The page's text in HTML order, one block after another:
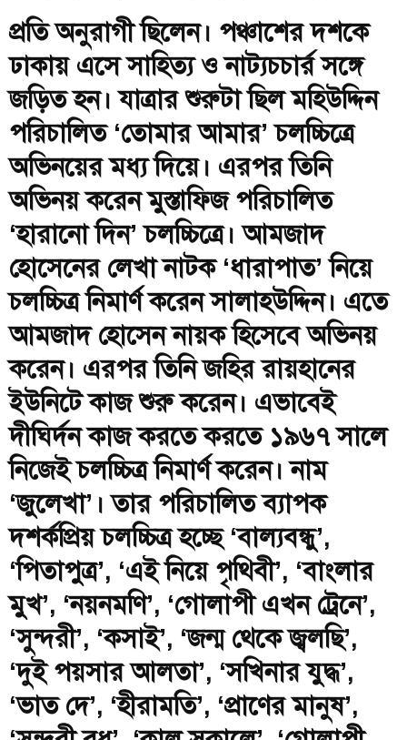
প্রতি অনুরাগী ছিলেন। পঞ্চাশের দশকে
ঢাকায় এসে সাহিত্য ও নাট্যচচার্র সঙ্গে
জড়িত হন। যাত্রার শুরুটা ছিল মহিউদ্দিন
পরিচালিত ‘তোমার আমার’ চলচ্চিত্রে
অভিনয়ের মধ্য দিয়ে। এরপর তিনি
অভিনয় করেন মুস্তাফিজ পরিচালিত
‘হারানো দিন’ চলচ্চিত্রে। আমজাদ
হোসেনের লেখা নাটক ‘ধারাপাত’ নিয়ে
চলচ্চিত্র নিমার্ণ করেন সালাহউদ্দিন। এতে
আমজাদ হোসেন নায়ক হিসেবে অভিনয়
করেন। এরপর তিনি জহির রায়হানের
ইউনিটে কাজ শুরু করেন। এভাবেই
দীঘির্দন কাজ করতে করতে ১৯৬৭ সালে
নিজেই চলচ্চিত্র নিমার্ণ করেন। নাম
‘জুলেখা’। তার পরিচালিত ব্যাপক
দশর্কপ্রিয় চলচ্চিত্র হচ্ছে ‘বাল্যবন্ধু’,
‘পিতাপুত্র’, ‘এই নিয়ে পৃথিবী’, ‘বাংলার
মুখ’, ‘নয়নমণি’, ‘গোলাপী এখন ট্রেনে’,
‘সুন্দরী’, ‘কসাই’, ‘জন্ম থেকে জ্বলছি’,
‘দুই পয়সার আলতা’, ‘সখিনার যুদ্ধ’,
‘ভাত দে’, ‘হীরামতি’, ‘প্রাণের মানুষ’,